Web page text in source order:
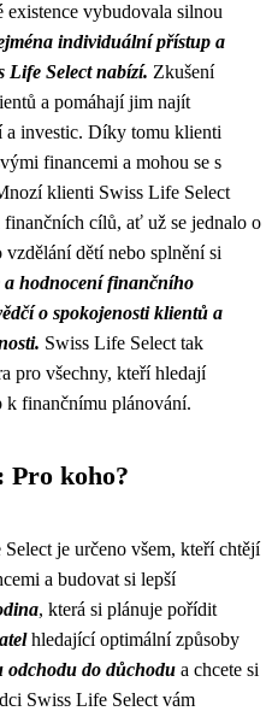
existence vybudovala silnou
individuální přístup a
Life Select nabízí. Zkušení
a pomáhají jim najít
a investic. Díky tomu klienti
financemi a mohou se s
klienti Swiss Life Select
cílů, ať už se jednalo o
dětí nebo splnění si
a hodnocení finančního
o spokojenosti klientů a
Swiss Life Select tak
pro všechny, kteří hledají
finančnímu plánování.
Pro koho?
je určeno všem, kteří chtějí
a budovat si lepší
, která si plánuje pořídit
hledající optimální způsoby
odchodu do důchodu a chcete si
Swiss Life Select vám